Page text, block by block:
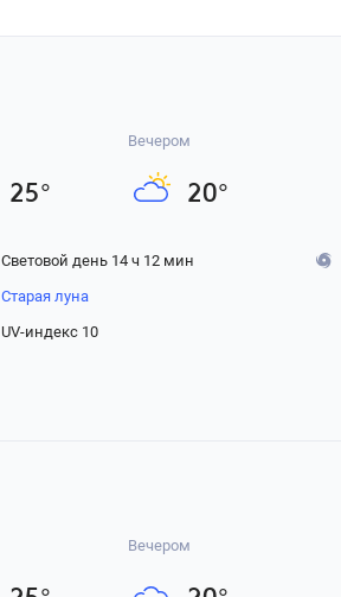
25°
Вечером
20°
Световой день 14 ч 12 мин
Старая луна
UV-индекс 10
Вечером